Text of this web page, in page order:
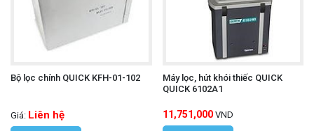
Bộ lọc chính QUICK KFH-01-102
Giá: Liên hệ
Máy lọc, hút khói thiếc QUICK
QUICK 6102A1
11,751,000 VND